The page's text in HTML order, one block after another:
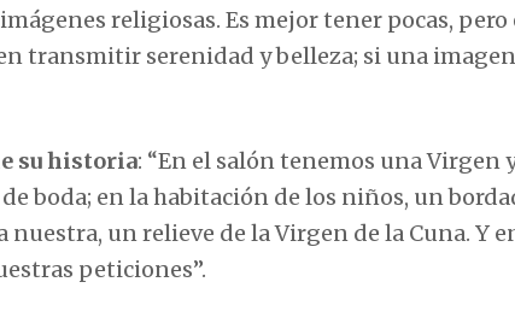
religiosas. Es mejor tener pocas,
transmitir serenidad y belleza; si una
su historia: “En el salón tenemos una Virgen
boda; en la habitación de los niños, un
nuestra, un relieve de la Virgen de la Cuna. Y
peticiones”.